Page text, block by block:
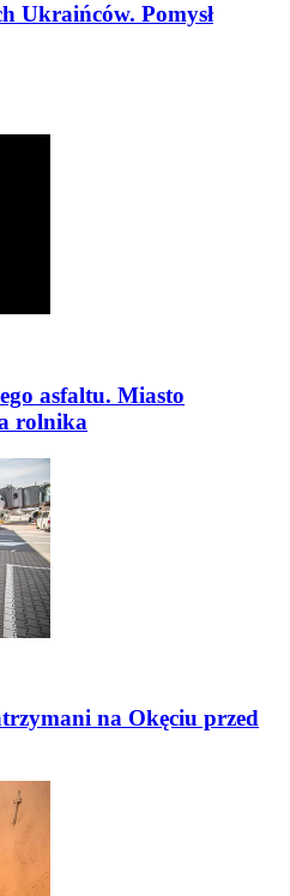
Ukraińców. Pomysł
asfaltu. Miasto
rolnika
na Okęciu przed